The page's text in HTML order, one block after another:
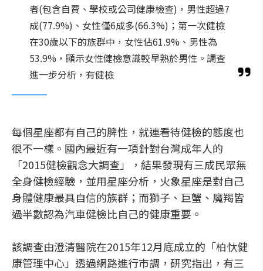
者(包含自費、學校或公司健康檢查)，男性超過7
成(77.9%)、女性僅6成多(66.3%)；第一次健檢
在30歲以下的族群中，女性佔61.9%、男性為
53.9%，顯示女性健檢意識較早熟於男性。調查
進一步分析，有健檢
每個星座都有自己的脾性，就連看待健檢的態度也
很不一樣。國內最近有一項針對台灣成年人的
「2015健檢觀念大調查」，結果發現有三成民眾無
全身健檢經驗，並用星座分析，火象星座是對自己
身體健康最具自信的族群；而獅子、巨蟹、魔羯皆
過半數認為汽車健檢比自己的健康重要。
該調查由澄清醫院在2015年12月底成立的「柏忕健
康管理中心」透過網路進行市調，研究指出，有三